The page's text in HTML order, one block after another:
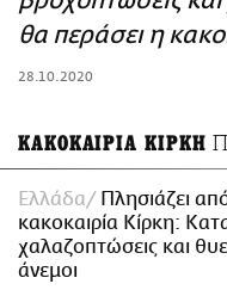
ΑΜΠΑ
θα περάσει η
28.10.2020
ΚΑΚΟΚΑΙΡΙΑ ΚΙΡΚΗ
Ελλάδα
Πλησιάζει
κακοκαιρία Κίρκη:
χαλαζοπτώσεις και
άνεμοι